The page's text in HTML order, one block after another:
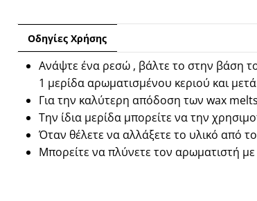
Οδηγίες Χρήσης
Ανάψτε ένα ρεσώ , βάλτε το στην βάση
1 μερίδα αρωματισμένου κεριού και
Για την καλύτερη απόδοση των wax
Την ίδια μερίδα μπορείτε να την
Όταν θέλετε να αλλάξετε το υλικό από
Μπορείτε να πλύνετε τον αρωματιστή